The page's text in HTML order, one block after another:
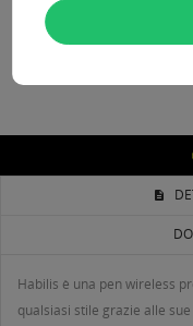
Assistenza
Habilis è una pen wireless
qualsiasi stile grazie alle